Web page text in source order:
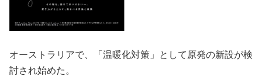
オーストラリアで、「温暖化対策」として原発の新設が検
討され始めた。